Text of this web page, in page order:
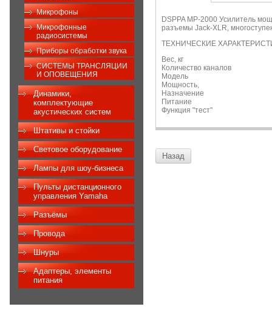
Микрофоны
Микрофонные
радиосистемы
Приборы обработки звука
СИСТЕМЫ ТРАНСЛЯЦИИ
И ОПОВЕЩЕНИЯ
Динамики,
комплектующие
акустических систем
Штативы и стойки
Световое оборудование
Лампы для шоу-бизнеса
Пульты дистанционного
управления Yamaha
Разъёмы
Провода
Шнуры
Адаптеры, элементы
питания
DSPPA MP-2000 Усилитель
разъемы Jack-XLR,
ТЕХНИЧЕСКИЕ
Вес, кг
Количество
Модель
Мощность,
Назначение
Питание
Функция
Назад